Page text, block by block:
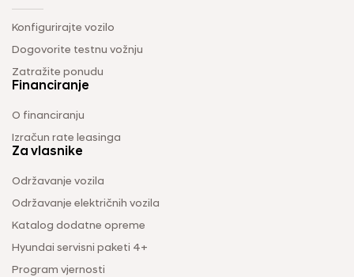
Konfigurirajte vozilo
Dogovorite testnu vožnju
Zatražite ponudu
Financiranje
O financiranju
Izračun rate leasinga
Za vlasnike
Održavanje vozila
Održavanje električnih vozila
Katalog dodatne opreme
Hyundai servisni paketi 4+
Program vjernosti